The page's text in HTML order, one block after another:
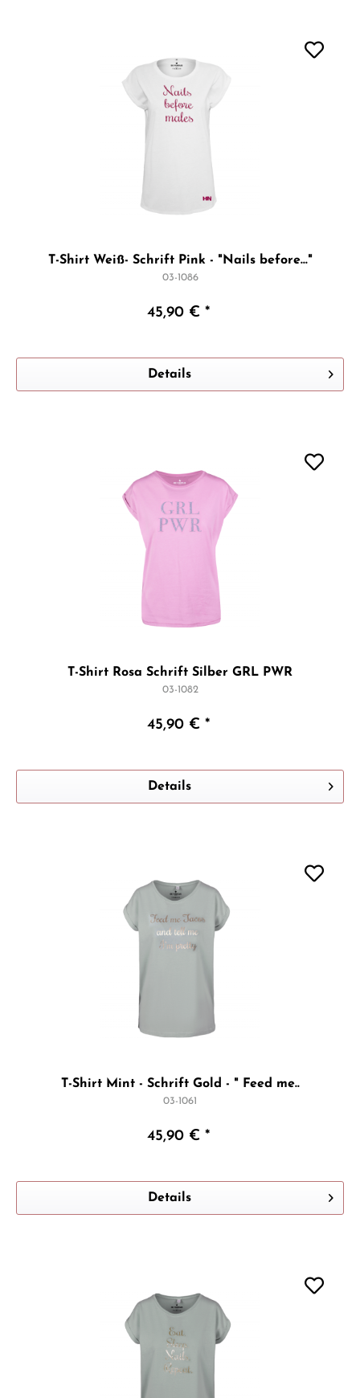
T-Shirt Weiß- Schrift Pink - "Nails before..."
03-1086
45,90 € *
Details
T-Shirt Rosa Schrift Silber GRL PWR
03-1082
45,90 € *
Details
T-Shirt Mint - Schrift Gold - " Feed me..
03-1061
45,90 € *
Details